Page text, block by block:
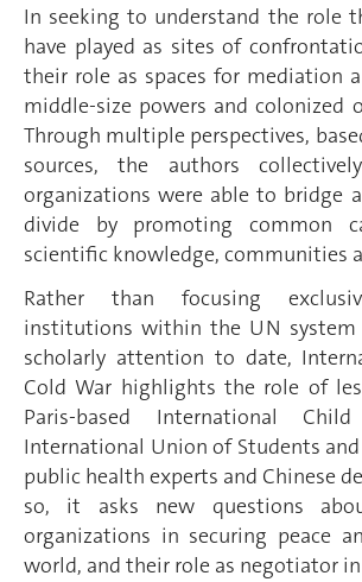
In seeking to understand the role
have played as sites of
their role as spaces for mediation
middle-size powers and colonized
Through multiple perspectives,
sources, the authors
organizations were able to bridge
divide by promoting common
scientific knowledge, communities
Rather than focusing
institutions within the UN system
scholarly attention to date,
Cold War highlights the role of
Paris-based International
International Union of Students
public health experts and Chinese
so, it asks new questions
organizations in securing peace
world, and their role as negotiator